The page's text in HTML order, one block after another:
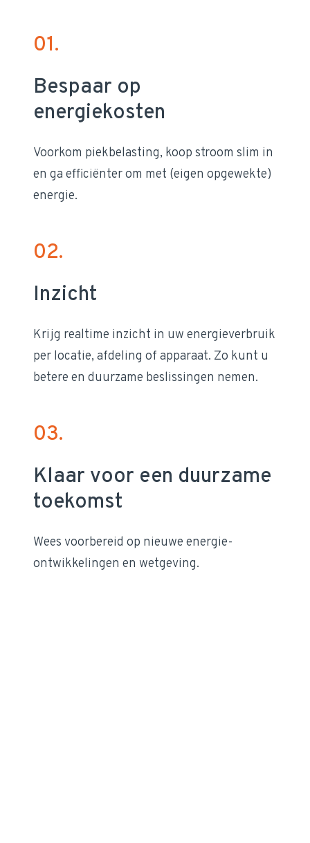
01.
Bespaar op
energiekosten
Voorkom piekbelasting, koop stroom slim in
en ga efficiënter om met (eigen opgewekte)
energie.
02.
Inzicht
Krijg realtime inzicht in uw energieverbruik
per locatie, afdeling of apparaat. Zo kunt u
betere en duurzame beslissingen nemen.
03.
Klaar voor een duurzame
toekomst
Wees voorbereid op nieuwe energie­
ontwikkelingen en wetgeving.